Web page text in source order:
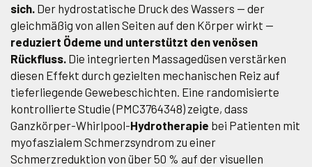
sich. Der hydrostatische Druck des Wassers — der
gleichmäßig von allen Seiten auf den Körper wirkt —
reduziert Ödeme und unterstützt den venösen
Rückfluss. Die integrierten Massagedüsen verstärken
diesen Effekt durch gezielten mechanischen Reiz auf
tieferliegende Gewebeschichten. Eine randomisierte
kontrollierte Studie (PMC3764348) zeigte, dass
Ganzkörper-Whirlpool-Hydrotherapie bei Patienten mit
myofaszialem Schmerzsyndrom zu einer
Schmerzreduktion von über 50 % auf der visuellen